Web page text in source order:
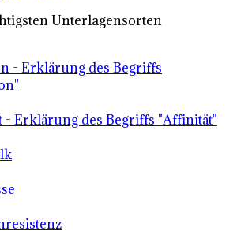
Unterlagensorten
- Erklärung des Begriffs
- Erklärung des Begriffs "Affinität"